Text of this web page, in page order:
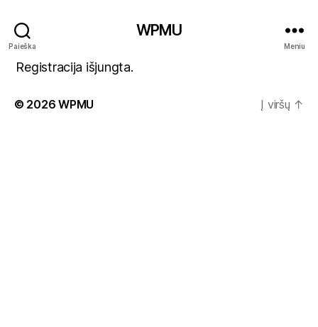
Paieška
WPMU
Meniu
Registracija išjungta.
© 2026WPMU Į viršų ↑